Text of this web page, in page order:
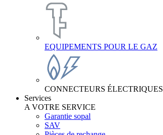
EQUIPEMENTS POUR LE GAZ
CONNECTEURS ÉLECTRIQUES
Services
A VOTRE SERVICE
Garantie sopal
SAV